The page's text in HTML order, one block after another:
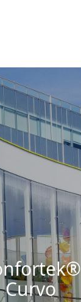
Curvo